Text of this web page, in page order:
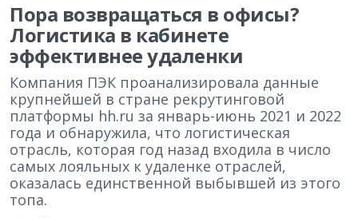
Пора возвращаться в офисы?
Логистика в кабинете
эффективнее удаленки
Компания ПЭК проанализировала данные
крупнейшей в стране рекрутинговой
платформы hh.ru за январь-июнь 2021 и 2022
года и обнаружила, что логистическая
отрасль, которая год назад входила в число
самых лояльных к удаленке отраслей,
оказалась единственной выбывшей из этого
топа.